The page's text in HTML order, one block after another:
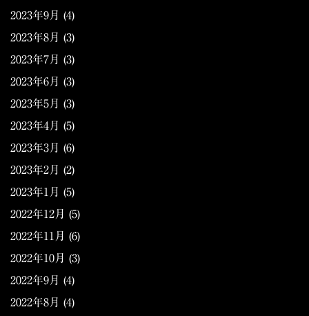
2023年9月 (4)
2023年8月 (3)
2023年7月 (3)
2023年6月 (3)
2023年5月 (3)
2023年4月 (5)
2023年3月 (6)
2023年2月 (2)
2023年1月 (5)
2022年12月 (5)
2022年11月 (6)
2022年10月 (3)
2022年9月 (4)
2022年8月 (4)